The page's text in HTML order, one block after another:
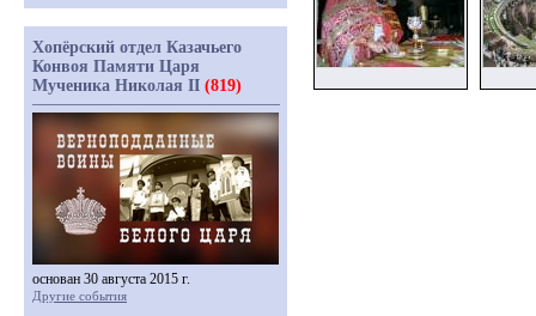
Хопёрский отдел Казачьего
Конвоя Памяти Царя
Мученика Николая II (819)
основан 30 августа 2015 г.
Другие события